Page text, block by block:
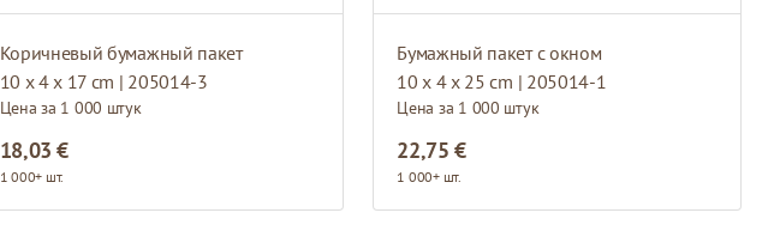
Коричневый бумажный пакет
10 x 4 x 17 cm | 205014-3
Цена за 1 000 штук
18,03 €
1 000+ шт.
Бумажный пакет с окном
10 x 4 x 25 cm | 205014-1
Цена за 1 000 штук
22,75 €
1 000+ шт.